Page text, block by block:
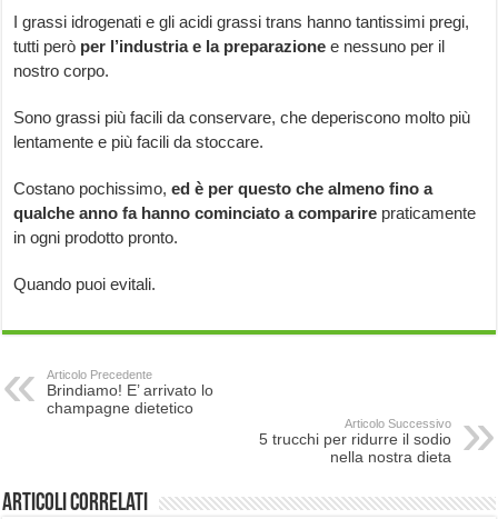
I grassi idrogenati e gli acidi grassi trans hanno tantissimi pregi,
tutti però per l’industria e la preparazionee nessuno per il
nostro corpo.
Sono grassi più facili da conservare, che deperiscono molto più
lentamente e più facili da stoccare.
Costano pochissimo,ed è per questo che almeno fino a
qualche anno fa hanno cominciato a comparire praticamente
in ogni prodotto pronto.
Quando puoi evitali.
Articolo Precedente
Brindiamo! E’ arrivato lo
champagne dietetico
Articolo Successivo
5 trucchi per ridurre il sodio
nella nostra dieta
Articoli correlati